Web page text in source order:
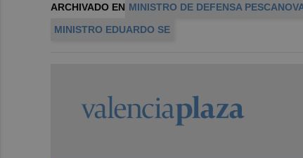
ARCHIVADO EN MINISTRO DE DEFENSA
MINISTRO EDUARDO SE